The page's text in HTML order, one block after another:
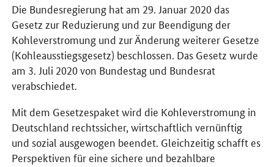
Die Bundesregierung hat am 29. Januar 2020 das
Gesetz zur Reduzierung und zur Beendigung der
Kohleverstromung und zur Änderung weiterer Gesetze
(Kohleausstiegsgesetz) beschlossen. Das Gesetz wurde
am 3. Juli 2020 von Bundestag und Bundesrat
verabschiedet.
Mit dem Gesetzespaket wird die Kohleverstromung in
Deutschland rechtssicher, wirtschaftlich vernünftig
und sozial ausgewogen beendet. Gleichzeitig schafft es
Perspektiven für eine sichere und bezahlbare